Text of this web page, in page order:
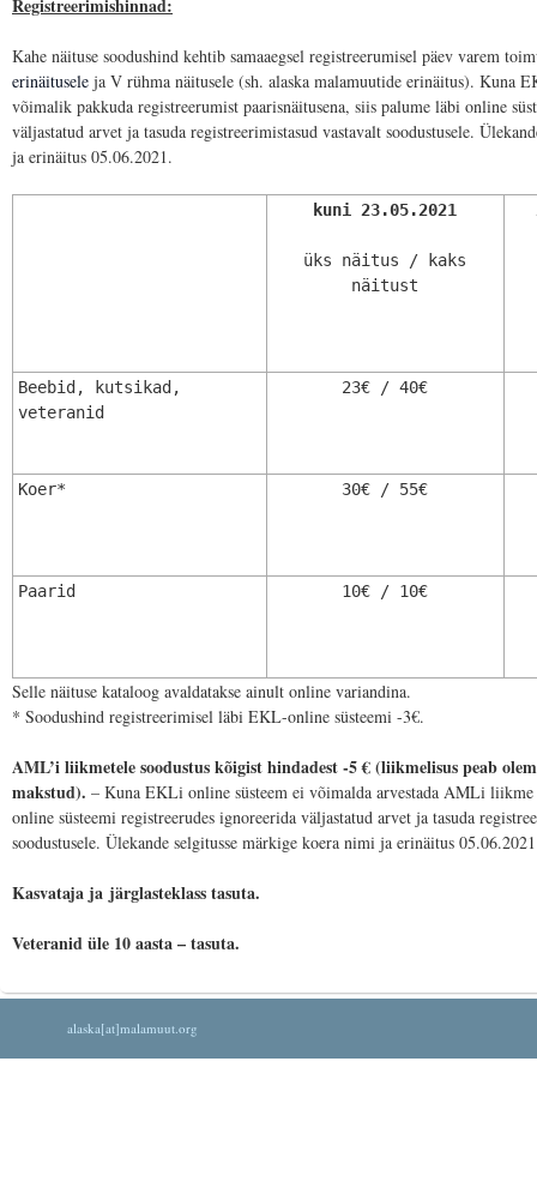
Registreerimishinnad:
Kahe näituse soodushind kehtib samaaegsel registreerumisel päev varem
erinäitusele ja V rühma näitusele (sh. alaska malamuutide erinäitus). Kuna
võimalik pakkuda registreerumist paarisnäitusena, siis palume läbi online
väljastatud arvet ja tasuda registreerimistasud vastavalt soodustusele.
ja erinäitus 05.06.2021.
kuni 23.05.2021
üks näitus / kaks
näitust
Beebid, kutsikad,
veteranid
23€ / 40€
Koer* 30€ / 55€
Paarid 10€ / 10€
Selle näituse kataloog avaldatakse ainult online variandina.
* Soodushind registreerimisel läbi EKL-online süsteemi -3€.
AML’i liikmetele soodustus kõigist hindadest -5 € (liikmelisus peab
makstud). – Kuna EKLi online süsteem ei võimalda arvestada AMLi liikme
online süsteemi registreerudes ignoreerida väljastatud arvet ja tasuda
soodustusele. Ülekande selgitusse märkige koera nimi ja erinäitus
Kasvataja ja järglasteklass tasuta.
Veteranid üle 10 aasta – tasuta.
alaska[at]malamuut.org